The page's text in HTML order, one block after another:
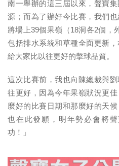
南一舉辦的這三屆以來，聲寶
源；而為了辦好今比賽，我們
將場上39個果嶺（18洞各2個，
包括排水系統和草種全面更新
給大家比以往更好的擊球品質。
這次比賽前，我也向陳總裁與
往更好，因為今年果嶺狀況更
麼好的比賽日期和那麼好的天
也在此發願，明年勢必會將
功！」